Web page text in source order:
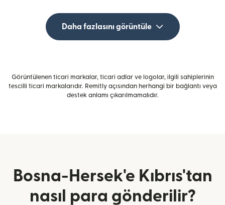
Daha fazlasını görüntüle
Görüntülenen ticari markalar, ticari adlar ve logolar, ilgili sahiplerinin
tescilli ticari markalarıdır. Remitly açısından herhangi bir bağlantı veya
destek anlamı çıkarılmamalıdır.
Bosna-Hersek'e Kıbrıs'tan
nasıl para gönderilir?